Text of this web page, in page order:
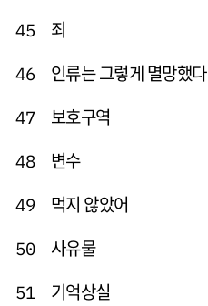
45 죄
46 인류는 그렇게 멸망했다
47 보호구역
48 변수
49 먹지 않았어
50 사유물
51 기억상실